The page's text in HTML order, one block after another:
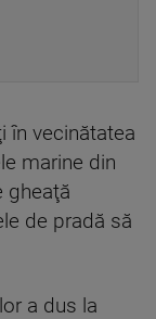
în vecinătatea
marine din
gheaţă
de pradă să
a dus la